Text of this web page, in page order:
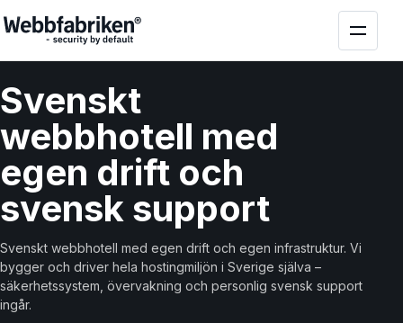
Svenskt
webbhotell med
egen drift och
svensk support
Svenskt webbhotell med egen drift och egen infrastruktur. Vi
bygger och driver hela hostingmiljön i Sverige själva –
säkerhetssystem, övervakning och personlig svensk support
ingår.